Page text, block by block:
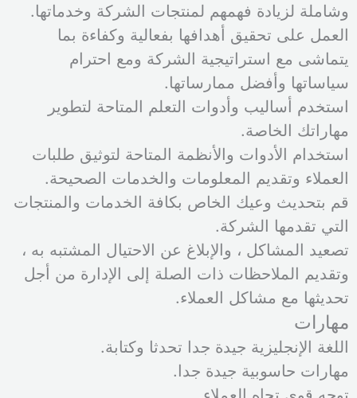
وشاملة لزيادة فهمهم لمنتجات الشركة وخدماتها.
العمل على تحقيق أهدافها بفعالية وكفاءة بما
يتماشى مع استراتيجية الشركة ومع احترام
سياساتها وأفضل ممارساتها.
استخدم أساليب وأدوات التعلم المتاحة لتطوير
مهاراتك الخاصة.
استخدام الأدوات والأنظمة المتاحة لتوثيق طلبات
العملاء وتقديم المعلومات والخدمات الصحيحة.
قم بتحديث وعيك الخاص بكافة الخدمات والمنتجات
التي تقدمها الشركة.
تصعيد المشاكل ، والإبلاغ عن الاحتيال المشتبه به ،
وتقديم الملاحظات ذات الصلة إلى الإدارة من أجل
تحديثها مع مشاكل العملاء.
مهارات
اللغة الإنجليزية جيدة جدا تحدثا وكتابة.
مهارات حاسوبية جيدة جدا.